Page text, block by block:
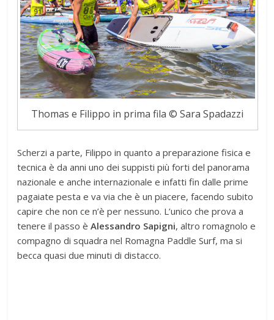
Thomas e Filippo in prima fila © Sara Spadazzi
Scherzi a parte, Filippo in quanto a preparazione fisica e
tecnica è da anni uno dei suppisti più forti del panorama
nazionale e anche internazionale e infatti fin dalle prime
pagaiate pesta e va via che è un piacere, facendo subito
capire che non ce n’è per nessuno. L’unico che prova a
tenere il passo èAlessandro Sapigni, altro romagnolo e
compagno di squadra nel Romagna Paddle Surf, ma si
becca quasi due minuti di distacco.